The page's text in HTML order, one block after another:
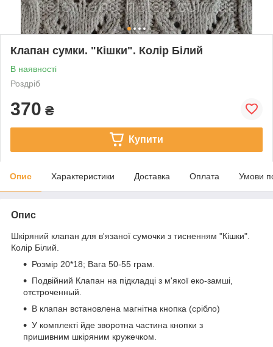
Клапан сумки. "Кішки". Колір Білий
В наявності
Роздріб
370 ₴
Купити
Опис Характеристики Доставка Оплата Умови
Опис
Шкіряний клапан для в'язаної сумочки з тисненням "Кішки".
Колір Білий.
Розмір 20*18; Вага 50-55 грам.
Подвійний Клапан на підкладці з м'якої еко-замші,
отстроченный.
В клапан встановлена магнітна кнопка (срібло)
У комплекті йде зворотна частина кнопки з
пришивним шкіряним кружечком.